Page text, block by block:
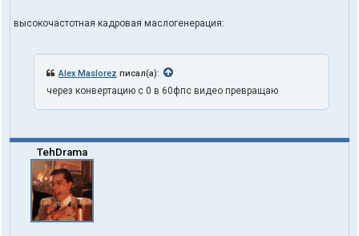
высокочастотная кадровая маслогенерация:
Alex Maslorez писал(а):
через конвертацию с 0 в 60фпс видео превращаю
TehDrama